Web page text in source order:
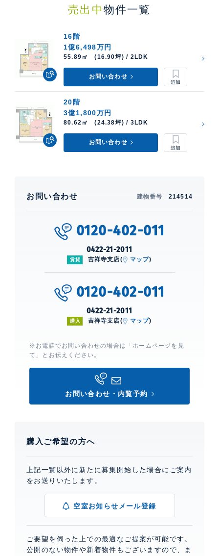
売出中 物件一覧
16階
1億6,498万円
55.89㎡ (16.90坪) / 2LDK
お問い合わせ
20階
3億1,800万円
80.62㎡ (24.38坪) / 3LDK
お問い合わせ
お問い合わせ 建物番号 214514
0120-402-011
0422-21-2011
賃貸 吉祥寺支店( マップ)
0120-402-011
0422-21-2011
購入 吉祥寺支店( マップ)
※お電話でお問い合わせの場合は「ホームページを見
て」とお伝えください。
お問い合わせ・内覧予約
購入ご希望の方へ
上記一覧以外に新たに募集開始した場合にご案内
をお送りいたします。
空室お知らせメール登録
ご要望を伺った上での最適なご提案が可能です。
公開のない物件や新着物件もございますので、ま